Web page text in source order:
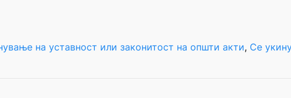
на уставност или законитост на општи акти, Се